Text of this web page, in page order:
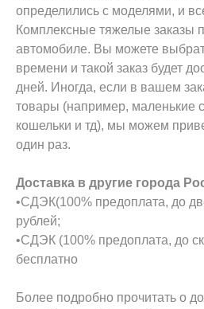
определились с моделями, и
Комплексные тяжелые заказы
автомобиле. Вы можете
времени и такой заказ будет
дней. Иногда, если в вашем
товары (например, маленькие
кошельки и тд), мы можем
один раз.
Доставка в другие города
•СДЭК(100% предоплата, до
рублей;
•СДЭК (100% предоплата, до
бесплатно
Более подробно прочитать о